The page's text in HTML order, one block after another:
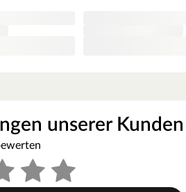
durchzogen mit
Geräusche dämmen.
Designkante. Diese Kantenform
unserer Kunden